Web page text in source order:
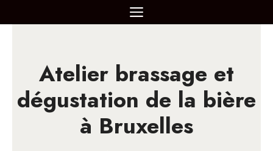
au
MENU
Atelier brassage et
dégustation de la bière
à Bruxelles